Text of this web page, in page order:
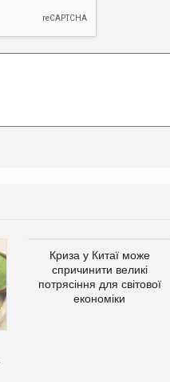
Криза у Китаї може
спричинити великі
потрясіння для світової
економіки